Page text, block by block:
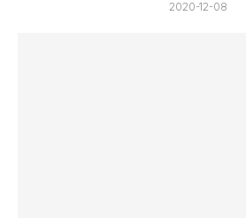
2020-12-08